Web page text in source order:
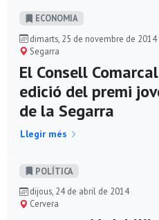
ECONOMIA
dimarts, 25 de novembre de 2014
Segarra
El Consell
edició del premi
de la Segarra
Llegir més
POLÍ­TICA
dijous, 24 de abril de 2014
Cervera